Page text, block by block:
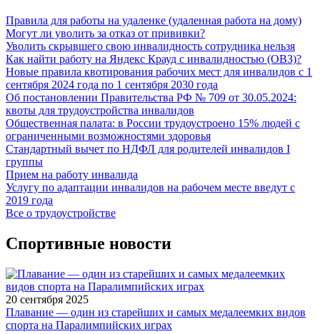
Правила для работы на удаленке (удаленная работа на дому)
Могут ли уволить за отказ от прививки?
Уволить скрывшего свою инвалидность сотрудника нельзя
Как найти работу на Яндекс Крауд с инвалидностью (ОВЗ)?
Новые правила квотирования рабочих мест для инвалидов с 1
сентября 2024 года по 1 сентября 2030 года
Об постановлении Правительства РФ № 709 от 30.05.2024:
квоты для трудоустройства инвалидов
Общественная палата: в России трудоустроено 15% людей с
ограниченными возможностями здоровья
Стандартный вычет по НДФЛ для родителей инвалидов I
группы
Прием на работу инвалида
Услугу по адаптации инвалидов на рабочем месте введут с
2019 года
Все о трудоустройстве
Спортивные новости
20 сентября 2025
Плавание — один из старейших и самых медалеемких видов
спорта на Паралимпийских играх